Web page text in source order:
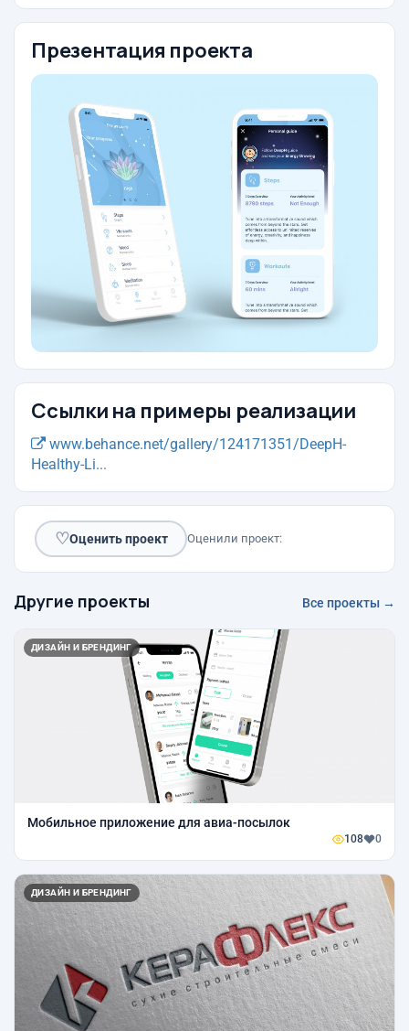
Презентация проекта
Ссылки на примеры реализации
www.behance.net/gallery/124171351/DeepH-
Healthy-Li...
♡Оценить проект Оценили проект:
Другие проекты Все проекты →
ДИЗАЙН И БРЕНДИНГ
Мобильное приложение для авиа-посылок
108 0
ДИЗАЙН И БРЕНДИНГ